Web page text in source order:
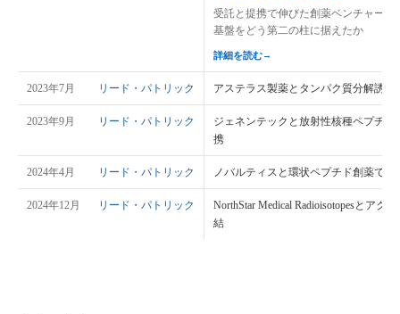
受託と提携で伸びた創薬ベンチャーは
基盤をどう第二の柱に据えたか
詳細を読む→
2023年7月 リード・パトリック アステラス製薬とタンパク質分解誘
2023年9月 リード・パトリック
ジェネンテックと放射性核種ペプチ
携
2024年4月 リード・パトリック ノバルティスと環状ペプチド創薬で
2024年12月 リード・パトリック
NorthStar Medical Radioisotopesとアク
結